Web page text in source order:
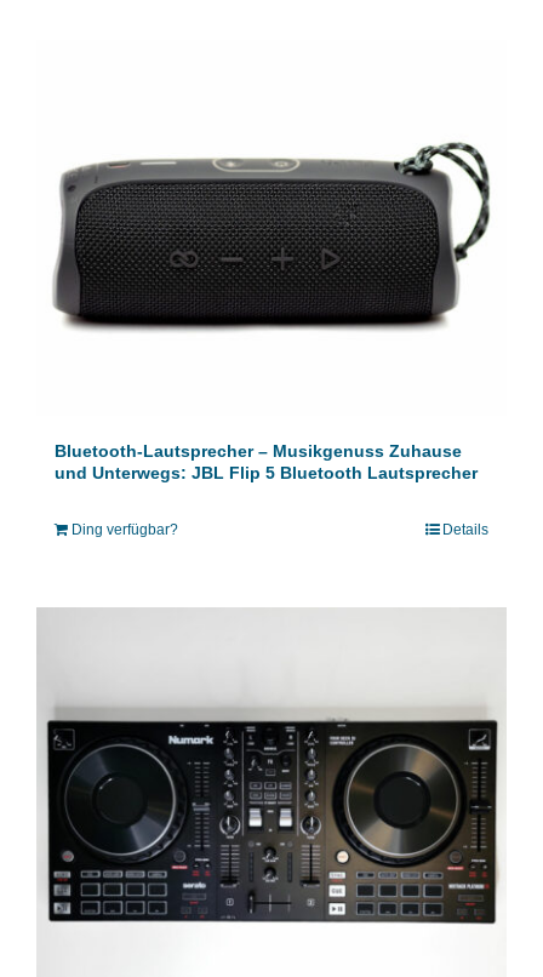
Bluetooth-Lautsprecher – Musikgenuss Zuhause
und Unterwegs: JBL Flip 5 Bluetooth Lautsprecher
Ding verfügbar? Details